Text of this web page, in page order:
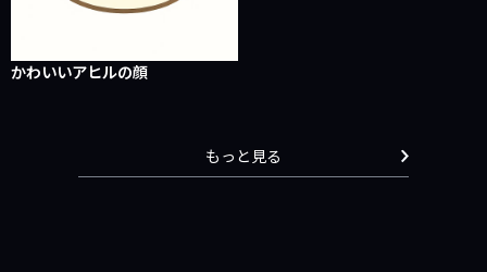
かわいいアヒルの顔
もっと見る